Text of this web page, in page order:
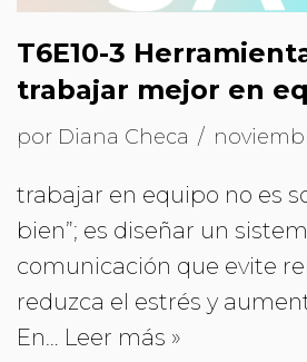
T6E10-3
trabajar mejor en
por Diana Checa
trabajar en equipo no es
bien”; es diseñar un
comunicación que evite
reduzca el estrés y
En… Leer más »